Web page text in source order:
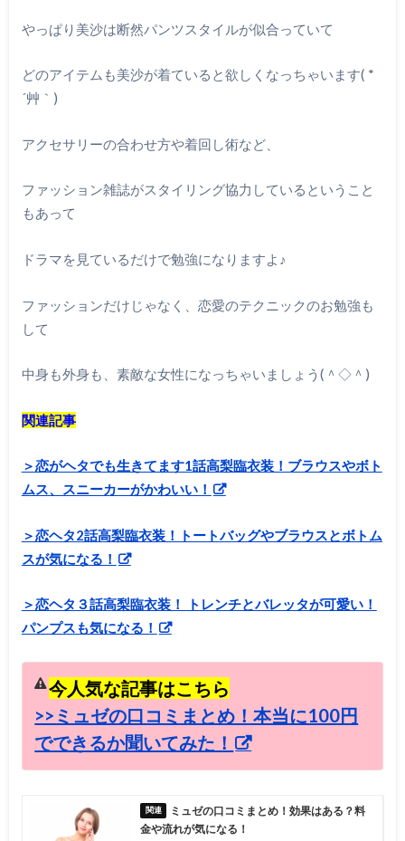
やっぱり美沙は断然パンツスタイルが似合っていて
どのアイテムも美沙が着ていると欲しくなっちゃいます( *
´艸｀ )
アクセサリーの合わせ方や着回し術など、
ファッション雑誌がスタイリング協力しているということ
もあって
ドラマを見ているだけで勉強になりますよ ♪
ファッションだけじゃなく、恋愛のテクニックのお勉強も
して
中身も外身も、素敵な女性になっちゃいましょう ( ＾◇＾ )
関連記事
＞恋がヘタでも生きてます1話高梨臨衣装！ブラウスやボト
ムス、スニーカーがかわいい！
＞恋ヘタ2話高梨臨衣装！トートバッグやブラウスとボトム
スが気になる！
＞恋ヘタ３話高梨臨衣装！ トレンチとバレッタが可愛い！
パンプスも気になる！
今人気な記事はこちら
>>ミュゼの口コミまとめ！本当に100円
でできるか聞いてみた！
ミュゼの口コミまとめ！効果はある？料
金や流れが気になる！